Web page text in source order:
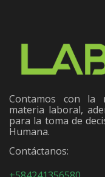
Contamos con la
materia laboral,
para la toma de
Humana.
Contáctanos: